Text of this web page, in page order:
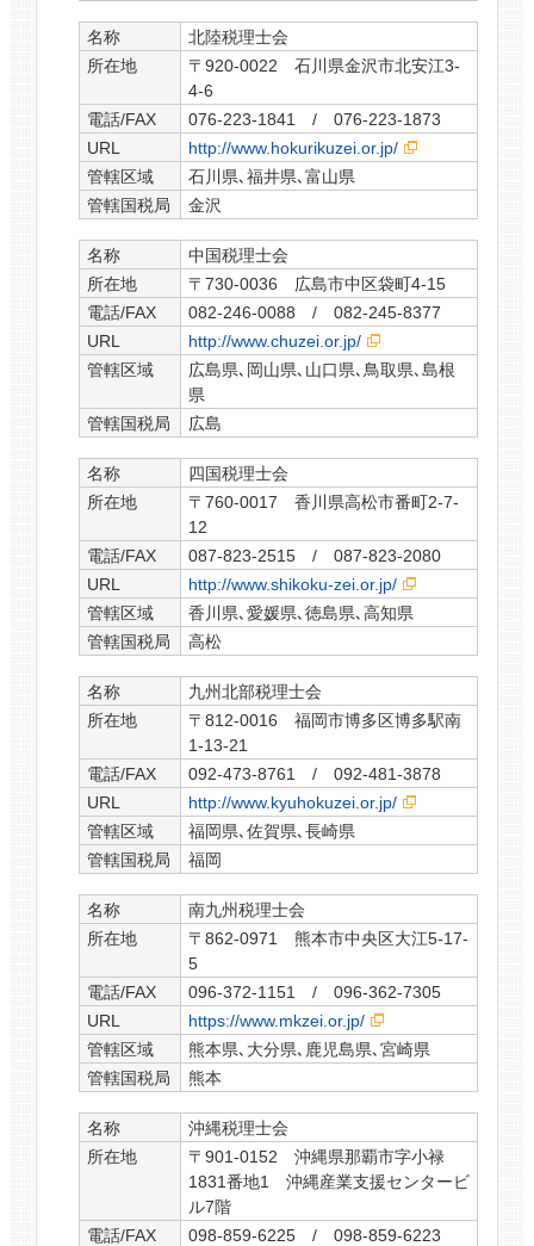
名称
北陸税理士会
所在地
〒920-0022 石川県金沢市北安江3-
4-6
電話/FAX
076-223-1841 / 076-223-1873
URL
http://www.hokurikuzei.or.jp/
管轄区域
石川県､福井県､富山県
管轄国税局
金沢
名称
中国税理士会
所在地
〒730-0036 広島市中区袋町4-15
電話/FAX
082-246-0088 / 082-245-8377
URL
http://www.chuzei.or.jp/
管轄区域
広島県､岡山県､山口県､鳥取県､島根
県
管轄国税局
広島
名称
四国税理士会
所在地
〒760-0017 香川県高松市番町2-7-
12
電話/FAX
087-823-2515 / 087-823-2080
URL
http://www.shikoku-zei.or.jp/
管轄区域
香川県､愛媛県､徳島県､高知県
管轄国税局
高松
名称
九州北部税理士会
所在地
〒812-0016 福岡市博多区博多駅南
1-13-21
電話/FAX
092-473-8761 / 092-481-3878
URL
http://www.kyuhokuzei.or.jp/
管轄区域
福岡県､佐賀県､長崎県
管轄国税局
福岡
名称
南九州税理士会
所在地
〒862-0971 熊本市中央区大江5-17-
5
電話/FAX
096-372-1151 / 096-362-7305
URL
https://www.mkzei.or.jp/
管轄区域
熊本県､大分県､鹿児島県､宮崎県
管轄国税局
熊本
名称
沖縄税理士会
所在地
〒901-0152 沖縄県那覇市字小禄
1831番地1 沖縄産業支援センタービ
ル7階
電話/FAX
098-859-6225 / 098-859-6223